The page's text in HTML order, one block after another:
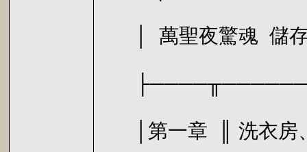
│ 萬聖夜驚魂 儲
│第一章 ║ 洗